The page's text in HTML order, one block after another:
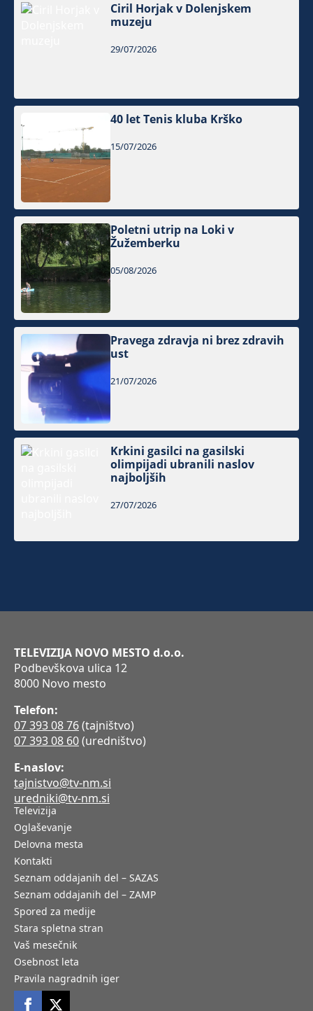
Ciril Horjak v Dolenjskem
muzeju
29/07/2026
40 let Tenis kluba Krško
15/07/2026
Poletni utrip na Loki v
Žužemberku
05/08/2026
Pravega zdravja ni brez zdravih
ust
21/07/2026
Krkini gasilci na gasilski
olimpijadi ubranili naslov
najboljših
27/07/2026
TELEVIZIJA NOVO MESTO d.o.o.
Podbevškova ulica 12
8000 Novo mesto
Telefon:
07 393 08 76(tajništvo)
07 393 08 60(uredništvo)
E-naslov:
tajnistvo@tv-nm.si
uredniki@tv-nm.si
Televizija
Oglaševanje
Delovna mesta
Kontakti
Seznam oddajanih del – SAZAS
Seznam oddajanih del – ZAMP
Spored za medije
Stara spletna stran
Vaš mesečnik
Osebnost leta
Pravila nagradnih iger